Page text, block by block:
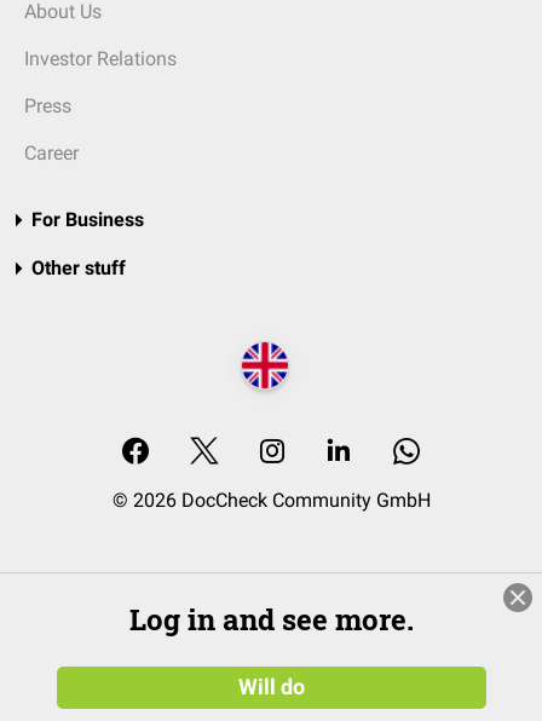
About Us
Investor Relations
Press
Career
For Business
Other stuff
© 2026 DocCheck Community GmbH
Log in and see more.
Will do